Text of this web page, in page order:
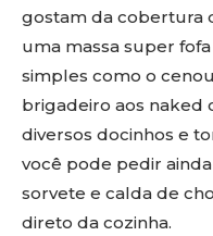
gostam da cobertura
uma massa super
simples como o
brigadeiro aos naked
diversos docinhos e
você pode pedir
sorvete e calda de
direto da cozinha.